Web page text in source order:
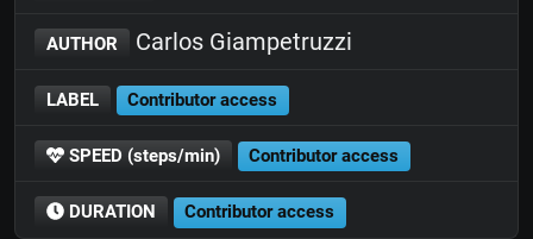
AUTHOR Carlos Giampetruzzi
LABEL Contributor access
SPEED (steps/min) Contributor access
DURATION Contributor access